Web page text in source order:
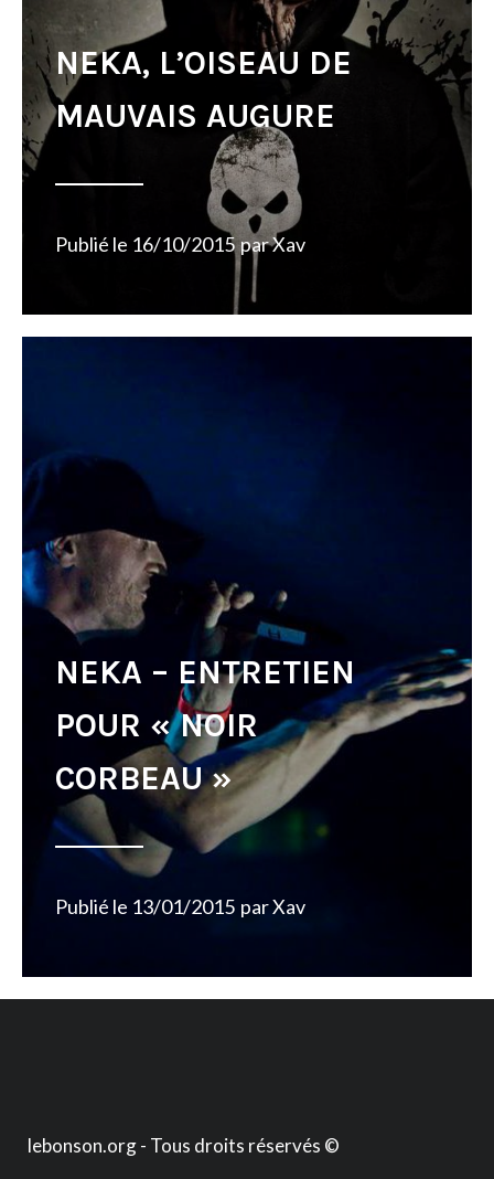
NEKA, L’OISEAU DE
MAUVAIS AUGURE
Publié le 16/10/2015 parXav
NEKA – ENTRETIEN
POUR « NOIR
CORBEAU »
Publié le 13/01/2015 parXav
lebonson.org - Tous droits réservés ©